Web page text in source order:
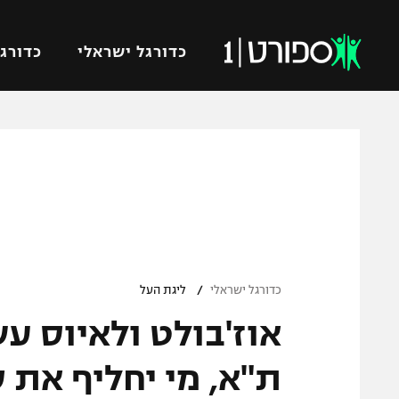
כדורגל ישראלי
ברחבה
"מעל הליגה" – פודקאסט
"מחצית בשכונה" – פודקאסט
מכבי
בית"ר
כדורגל ישראלי / ליגת העל
אוז'בולט ולאיוס
ת"א, מי יחליף את